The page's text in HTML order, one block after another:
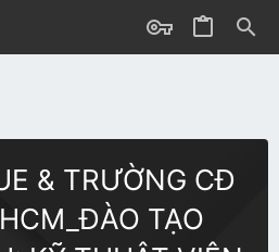
& TRƯỜNG CĐ
TẠO